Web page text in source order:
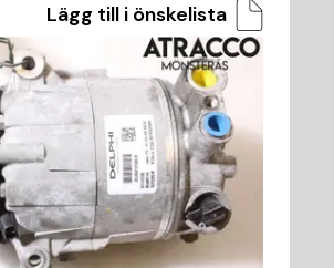
Lägg till i önskelista